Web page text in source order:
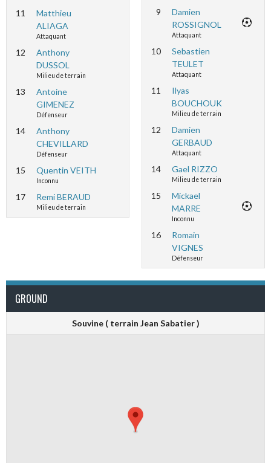
11
Matthieu
ALIAGA
Attaquant
12
Anthony
DUSSOL
Milieu de terrain
13
Antoine
GIMENEZ
Défenseur
14
Anthony
CHEVILLARD
Défenseur
15 Quentin VEITH
Inconnu
17 Remi BERAUD
Milieu de terrain
9
Damien
ROSSIGNOL
Attaquant
10
Sebastien
TEULET
Attaquant
11
Ilyas
BOUCHOUK
Milieu de terrain
12
Damien
GERBAUD
Attaquant
14 Gael RIZZO
Milieu de terrain
15
Mickael
MARRE
Inconnu
16
Romain
VIGNES
Défenseur
GROUND
Souvine ( terrain Jean Sabatier )